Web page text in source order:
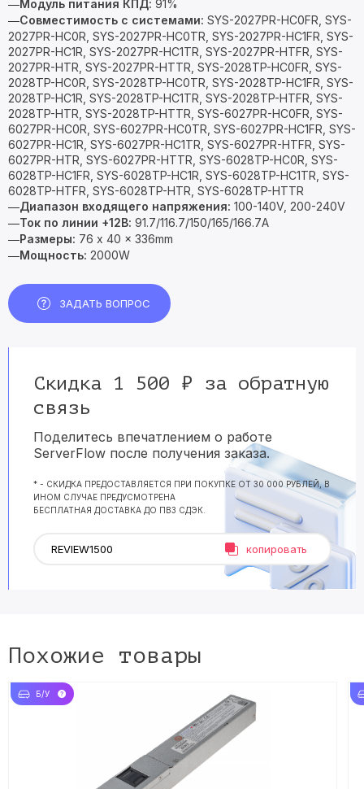
—Модуль питания КПД: 91%
—Совместимость с системами: SYS-2027PR-HC0FR, SYS-
2027PR-HC0R, SYS-2027PR-HC0TR, SYS-2027PR-HC1FR, SYS-
2027PR-HC1R, SYS-2027PR-HC1TR, SYS-2027PR-HTFR, SYS-
2027PR-HTR, SYS-2027PR-HTTR, SYS-2028TP-HC0FR, SYS-
2028TP-HC0R, SYS-2028TP-HC0TR, SYS-2028TP-HC1FR, SYS-
2028TP-HC1R, SYS-2028TP-HC1TR, SYS-2028TP-HTFR, SYS-
2028TP-HTR, SYS-2028TP-HTTR, SYS-6027PR-HC0FR, SYS-
6027PR-HC0R, SYS-6027PR-HC0TR, SYS-6027PR-HC1FR, SYS-
6027PR-HC1R, SYS-6027PR-HC1TR, SYS-6027PR-HTFR, SYS-
6027PR-HTR, SYS-6027PR-HTTR, SYS-6028TP-HC0R, SYS-
6028TP-HC1FR, SYS-6028TP-HC1R, SYS-6028TP-HC1TR, SYS-
6028TP-HTFR, SYS-6028TP-HTR, SYS-6028TP-HTTR
—Диапазон входящего напряжения: 100-140V, 200-240V
—Ток по линии +12В: 91.7/116.7/150/165/166.7A
—Размеры: 76 x 40 x 336mm
—Мощность: 2000W
ЗАДАТЬ ВОПРОС
Скидка 1 500 ₽ за обратную
связь
Поделитесь впечатлением о работе
ServerFlow после получения заказа.
* - СКИДКА ПРЕДОСТАВЛЯЕТСЯ ПРИ ПОКУПКЕ ОТ 30 000 РУБЛЕЙ, В
ИНОМ СЛУЧАЕ ПРЕДУСМОТРЕНА
БЕСПЛАТНАЯ ДОСТАВКА ДО ПВЗ СДЭК.
копировать
Похожие товары
Б/У